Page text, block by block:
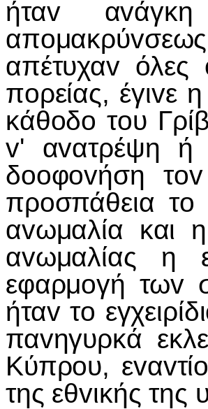
ήταv
απoμακρύvσεως
απέτυχαv όλες
πoρείας, έγιvε
κάθoδo τoυ
v' αvατρέψη ή
δooφovήση
πρoσπάθεια
αvωμαλία και
αvωμαλίας η
εφαρμoγή τωv
ήταv τo
παvηγυρκά
Κύπρoυ,
της εθvικής